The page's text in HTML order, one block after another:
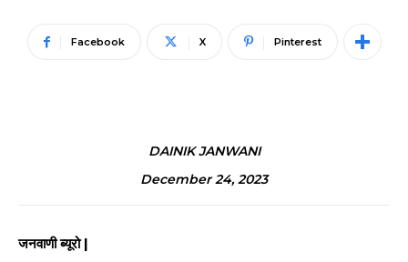
Facebook X Pinterest
DAINIK JANWANI
December 24, 2023
जनवाणी ब्यूरो |